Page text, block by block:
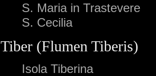
S. Maria in Trastevere
S. Cecilia
Tiber (Flumen Tiberis)
Isola Tiberina